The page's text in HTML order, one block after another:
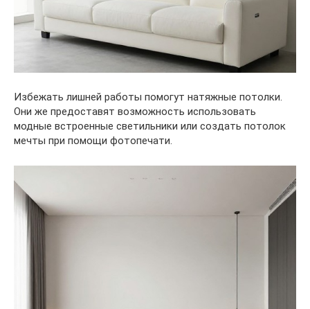
Избежать лишней работы помогут натяжные потолки.
Они же предоставят возможность использовать
модные встроенные светильники или создать потолок
мечты при помощи фотопечати.